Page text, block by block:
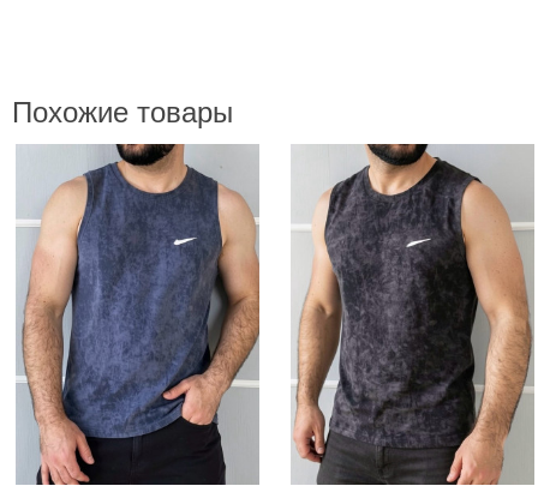
Похожие товары